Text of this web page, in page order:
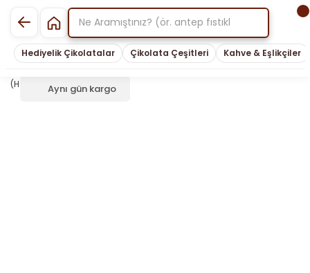
Hediyelik Çikolatalar Çikolata Çeşitleri Kahve & Eşlikçiler
Aynı gün kargo